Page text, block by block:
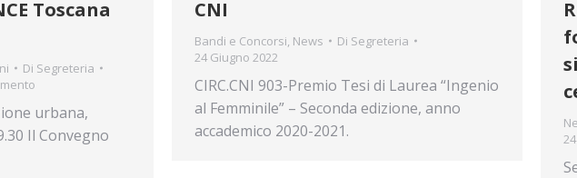
Toscana
Di Segreteria
urbana,
Il Convegno
CNI
Bandi e Concorsi, News Di Segreteria
24 Giugno 2022
CIRC.CNI 903-Premio Tesi di Laurea “Ingenio
al Femminile” – Seconda edizione, anno
accademico 2020-2021.